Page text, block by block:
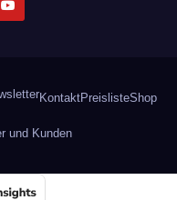
KontaktPreislisteShop
und Kunden